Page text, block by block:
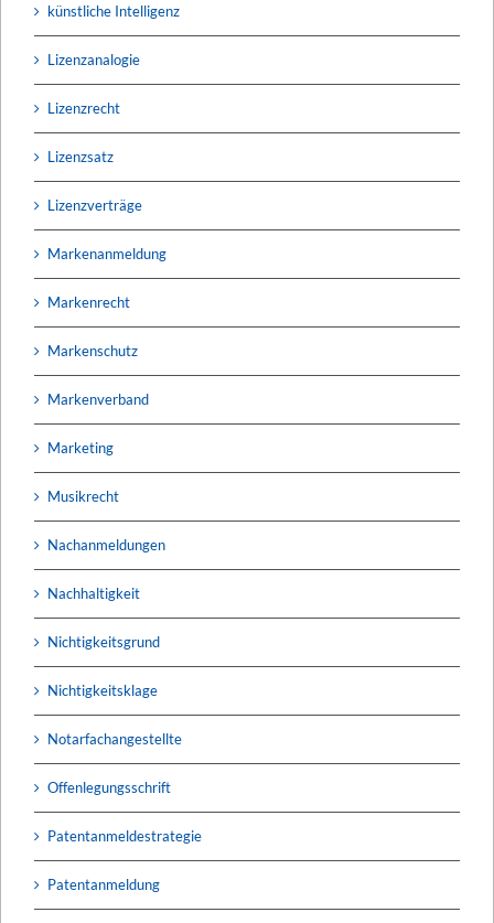
künstliche Intelligenz
Lizenzanalogie
Lizenzrecht
Lizenzsatz
Lizenzverträge
Markenanmeldung
Markenrecht
Markenschutz
Markenverband
Marketing
Musikrecht
Nachanmeldungen
Nachhaltigkeit
Nichtigkeitsgrund
Nichtigkeitsklage
Notarfachangestellte
Offenlegungsschrift
Patentanmeldestrategie
Patentanmeldung